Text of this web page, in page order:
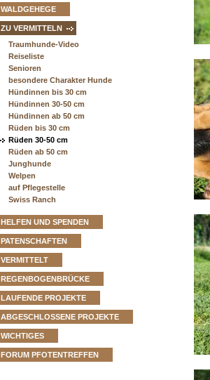
WALDGEHEGE
ZU VERMITTELN
Traumhunde-Video
Reiseliste
Senioren
besondere Charakter Hunde
Hündinnen bis 30 cm
Hündinnen 30-50 cm
Hündinnen ab 50 cm
Rüden bis 30 cm
Rüden 30-50 cm
Rüden ab 50 cm
Junghunde
Welpen
auf Pflegestelle
Swiss Ranch
HELFEN UND SPENDEN
PATENSCHAFTEN
VERMITTELT
REGENBOGENBRÜCKE
LAUFENDE PROJEKTE
ABGESCHLOSSENE PROJEKTE
WICHTIGES
FORUM PFOTENTREFFEN